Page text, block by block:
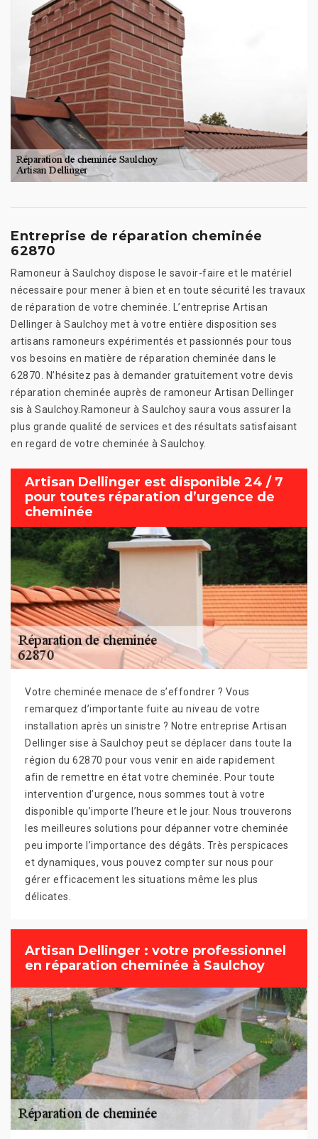
Entreprise de réparation cheminée
62870
Ramoneur à Saulchoy dispose le savoir-faire et le matériel
nécessaire pour mener à bien et en toute sécurité les travaux
de réparation de votre cheminée. L’entreprise Artisan
Dellinger à Saulchoy met à votre entière disposition ses
artisans ramoneurs expérimentés et passionnés pour tous
vos besoins en matière de réparation cheminée dans le
62870. N’hésitez pas à demander gratuitement votre devis
réparation cheminée auprès de ramoneur Artisan Dellinger
sis à Saulchoy.Ramoneur à Saulchoy saura vous assurer la
plus grande qualité de services et des résultats satisfaisant
en regard de votre cheminée à Saulchoy.
Artisan Dellinger est disponible 24 / 7
pour toutes réparation d’urgence de
cheminée
Votre cheminée menace de s’effondrer ? Vous
remarquez d’importante fuite au niveau de votre
installation après un sinistre ? Notre entreprise Artisan
Dellinger sise à Saulchoy peut se déplacer dans toute la
région du 62870 pour vous venir en aide rapidement
afin de remettre en état votre cheminée. Pour toute
intervention d’urgence, nous sommes tout à votre
disponible qu’importe l’heure et le jour. Nous trouverons
les meilleures solutions pour dépanner votre cheminée
peu importe l’importance des dégâts. Très perspicaces
et dynamiques, vous pouvez compter sur nous pour
gérer efficacement les situations même les plus
délicates.
Artisan Dellinger : votre professionnel
en réparation cheminée à Saulchoy